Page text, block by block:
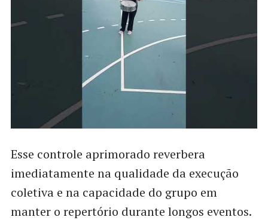
Esse controle aprimorado reverbera
imediatamente na qualidade da execução
coletiva e na capacidade do grupo em
manter o repertório durante longos eventos.